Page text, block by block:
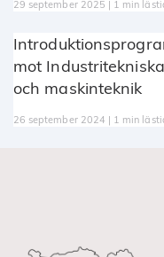
29 september 2025 | 1 min
mot
och maskinteknik
26 september 2024 | 1 min